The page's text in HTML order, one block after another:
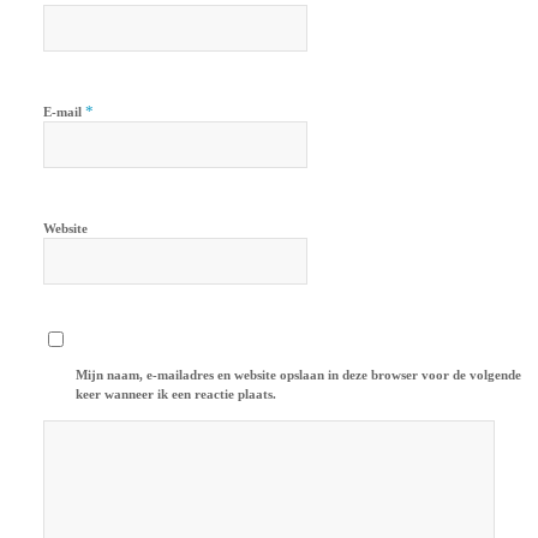
E-mail *
Website
Mijn naam, e-mailadres en website opslaan in deze browser voor de volgende
keer wanneer ik een reactie plaats.